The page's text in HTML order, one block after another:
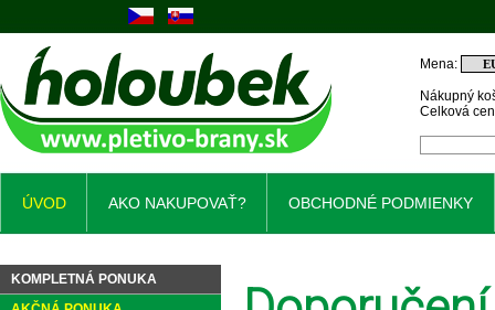
KOMPLETNÁ PONUKA
Nákupný
Celková
Mena:
ÚVOD AKO NAKUPOVAŤ? OBCHODNÉ PODMIENKY